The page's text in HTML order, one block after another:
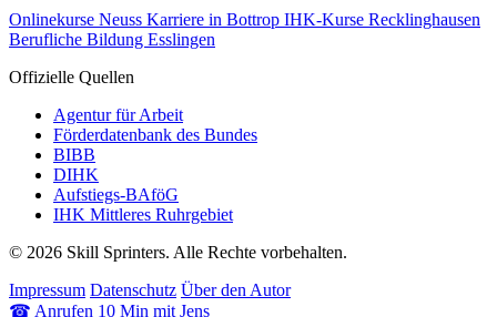
Onlinekurse Neuss Karriere in Bottrop IHK-Kurse Recklinghausen
Berufliche Bildung Esslingen
Offizielle Quellen
Agentur für Arbeit
Förderdatenbank des Bundes
BIBB
DIHK
Aufstiegs-BAföG
IHK Mittleres Ruhrgebiet
© 2026 Skill Sprinters. Alle Rechte vorbehalten.
Impressum Datenschutz Über den Autor
☎ Anrufen 10 Min mit Jens